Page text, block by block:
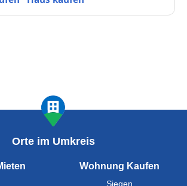
Orte im Umkreis
Wohnung Kaufen
Siegen